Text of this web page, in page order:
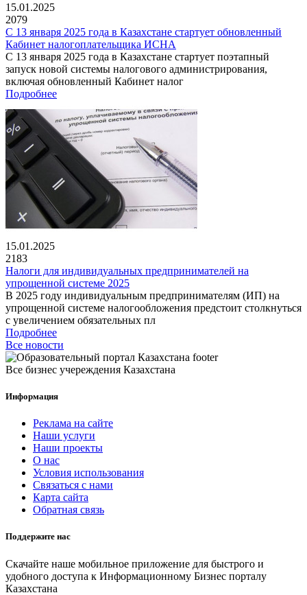
15.01.2025
2079
С 13 января 2025 года в Казахстане стартует обновленный
Кабинет налогоплательщика ИСНА
С 13 января 2025 года в Казахстане стартует поэтапный
запуск новой системы налогового администрирования,
включая обновленный Кабинет налог
Подробнее
15.01.2025
2183
Налоги для индивидуальных предпринимателей на
упрощенной системе 2025
В 2025 году индивидуальным предпринимателям (ИП) на
упрощенной системе налогообложения предстоит столкнуться
с увеличением обязательных пл
Подробнее
Все новости
Все бизнес учереждения Казахстана
Информация
Реклама на сайте
Наши услуги
Наши проекты
О нас
Условия использования
Связаться с нами
Карта сайта
Обратная связь
Поддержите нас
Скачайте наше мобильное приложение для быстрого и
удобного доступа к Информационному Бизнес порталу
Казахстана